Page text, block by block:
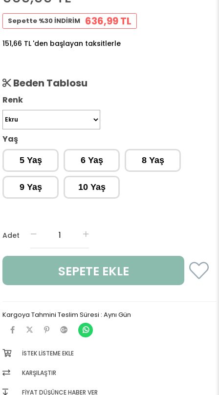
Sepette %30 İNDİRİM 636,99 TL
151,66 TL 'den başlayan taksitlerle
Beden Tablosu
Renk
Yaş
5 Yaş 6 Yaş 8 Yaş
9 Yaş 10 Yaş
Adet
Kargoya Tahmini Teslim Süresi : Aynı Gün
İSTEK LISTEME EKLE
KARŞILAŞTIR
FIYAT DÜŞÜNCE HABER VER